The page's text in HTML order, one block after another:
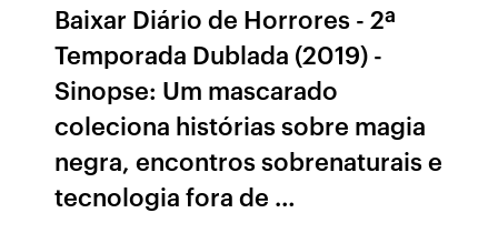
Baixar Diário de Horrores - 2ª
Temporada Dublada (2019) -
Sinopse: Um mascarado
coleciona histórias sobre magia
negra, encontros sobrenaturais e
tecnologia fora de …